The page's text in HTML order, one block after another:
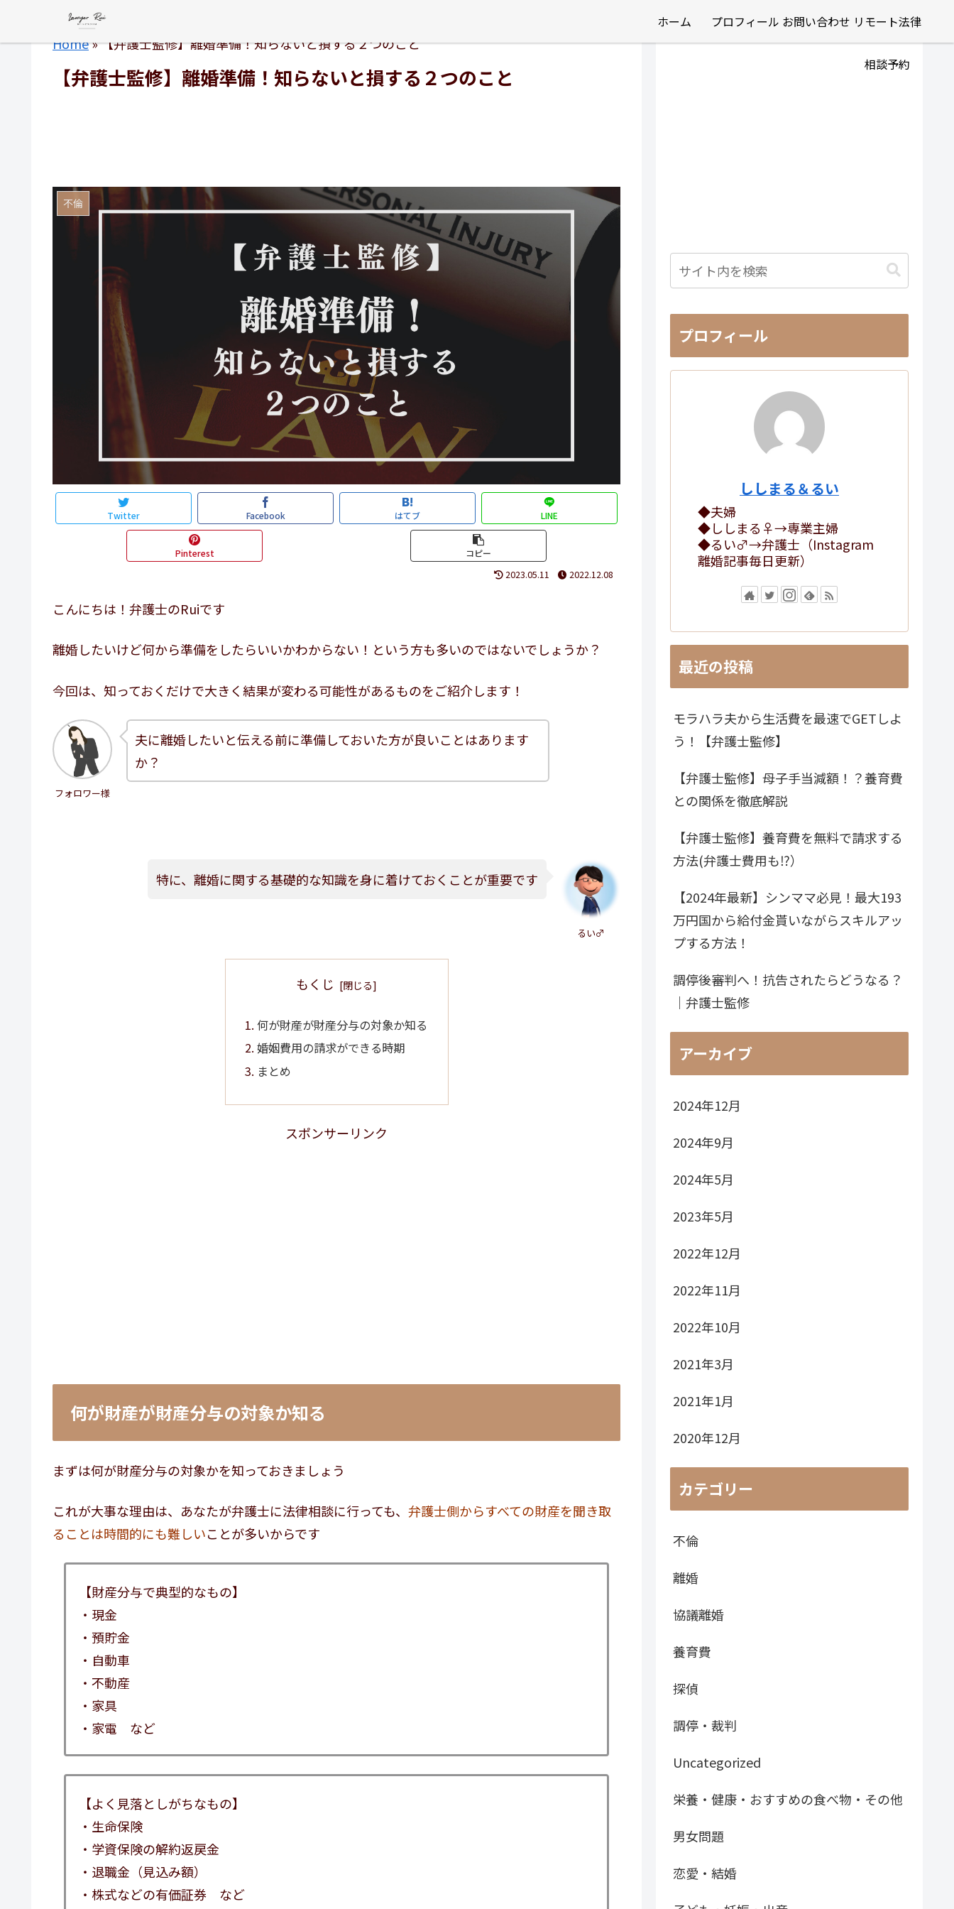
ホーム プロフィール お問い合わせ リモート法律
相談予約
Home»【弁護士監修】離婚準備！知らないと損する２つのこと
【弁護士監修】離婚準備！知らないと損する２つのこと
不倫
Twitter Facebook はてブ LINE
Pinterest コピー
2023.05.11 2022.12.08
こんにちは！弁護士のRuiです
離婚したいけど何から準備をしたらいいかわからない！という方も多いのではないでしょうか？
今回は、知っておくだけで大きく結果が変わる可能性があるものをご紹介します！
フォロワー様
夫に離婚したいと伝える前に準備しておいた方が良いことはあります
か？
るい♂
特に、離婚に関する基礎的な知識を身に着けておくことが重要です
もくじ
何が財産が財産分与の対象か知る
婚姻費用の請求ができる時期
まとめ
スポンサーリンク
何が財産が財産分与の対象か知る
まずは何が財産分与の対象かを知っておきましょう
これが大事な理由は、あなたが弁護士に法律相談に行っても、 弁護士側からすべての財産を聞き取
ることは時間的にも難しいことが多いからです
【財産分与で典型的なもの】
・現金
・預貯金
・自動車
・不動産
・家具
・家電 など
【よく見落としがちなもの】
・生命保険
・学資保険の解約返戻金
・退職金（見込み額）
・株式などの有価証券 など
プロフィール
ししまる＆るい
◆夫婦
◆ししまる♀→専業主婦
◆るい♂→弁護士（Instagram
離婚記事毎日更新）
最近の投稿
モラハラ夫から生活費を最速でGETしよ
う！【弁護士監修】
【弁護士監修】母子手当減額！？養育費
との関係を徹底解説
【弁護士監修】養育費を無料で請求する
方法(弁護士費用も⁉）
【2024年最新】シンママ必見！最大193
万円国から給付金貰いながらスキルアッ
プする方法！
調停後審判へ！抗告されたらどうなる？
｜弁護士監修
アーカイブ
2024年12月
2024年9月
2024年5月
2023年5月
2022年12月
2022年11月
2022年10月
2021年3月
2021年1月
2020年12月
カテゴリー
不倫
離婚
協議離婚
養育費
探偵
調停・裁判
Uncategorized
栄養・健康・おすすめの食べ物・その他
男女問題
恋愛・結婚